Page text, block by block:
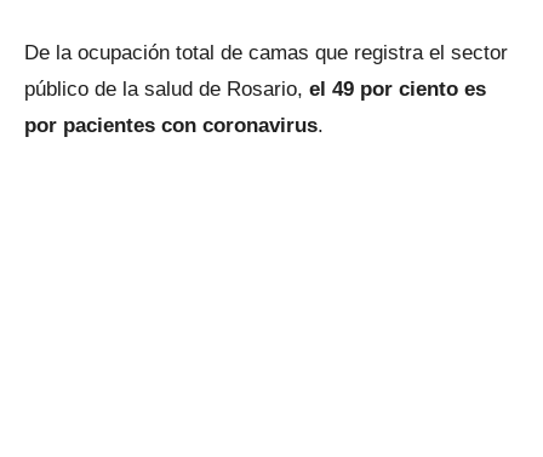
De la ocupación total de camas que registra el sector
público de la salud de Rosario, el 49 por ciento es
por pacientes con coronavirus.